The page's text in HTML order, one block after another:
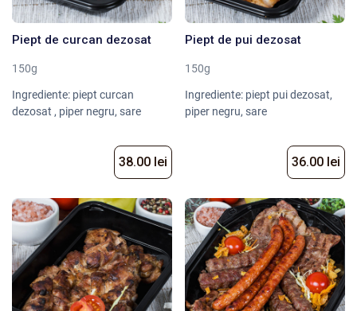
Piept de curcan dezosat
150g
Ingrediente: piept curcan
dezosat , piper negru, sare
38.00 lei
Piept de pui dezosat
150g
Ingrediente: piept pui dezosat,
piper negru, sare
36.00 lei